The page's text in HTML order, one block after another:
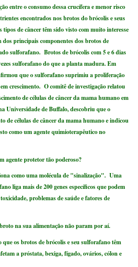
entre o consumo dessa crucífera e menor risco
encontrados nos brotos do brócolis e seus
de câncer têm sido visto com muito interesse
principais componentes dos brotos de
sulforafano. Brotos de brócolis com 5 e 6 dias
sulforafano do que a planta madura. Em
que o sulforafano suprimiu a proliferação
crescimento. O comitê de investigação relatou
de células de câncer da mama humano em
Universidade de Buffalo, descobriu que o
de células de câncer da mama humano e indicou
como um agente quimioterapêutico no
agente protetor tão poderoso?
como uma molécula de "sinalização". Uma
liga mais de 200 genes específicos que podem
problemas de saúde e fatores de
na sua alimentação não param por aí.
os brotos de brócolis e seu sulforafano têm
a próstata, bexiga, fígado, ovários, cólon e